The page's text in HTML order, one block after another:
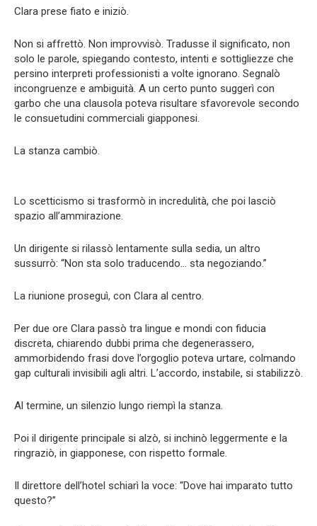
Clara prese fiato e iniziò.
Non si affrettò. Non improvvisò. Tradusse il significato, non
solo le parole, spiegando contesto, intenti e sottigliezze che
persino interpreti professionisti a volte ignorano. Segnalò
incongruenze e ambiguità. A un certo punto suggerì con
garbo che una clausola poteva risultare sfavorevole secondo
le consuetudini commerciali giapponesi.
La stanza cambiò.
Lo scetticismo si trasformò in incredulità, che poi lasciò
spazio all’ammirazione.
Un dirigente si rilassò lentamente sulla sedia, un altro
sussurrò: “Non sta solo traducendo… sta negoziando.”
La riunione proseguì, con Clara al centro.
Per due ore Clara passò tra lingue e mondi con fiducia
discreta, chiarendo dubbi prima che degenerassero,
ammorbidendo frasi dove l’orgoglio poteva urtare, colmando
gap culturali invisibili agli altri. L’accordo, instabile, si stabilizzò.
Al termine, un silenzio lungo riempì la stanza.
Poi il dirigente principale si alzò, si inchinò leggermente e la
ringraziò, in giapponese, con rispetto formale.
Il direttore dell’hotel schiarì la voce: “Dove hai imparato tutto
questo?”